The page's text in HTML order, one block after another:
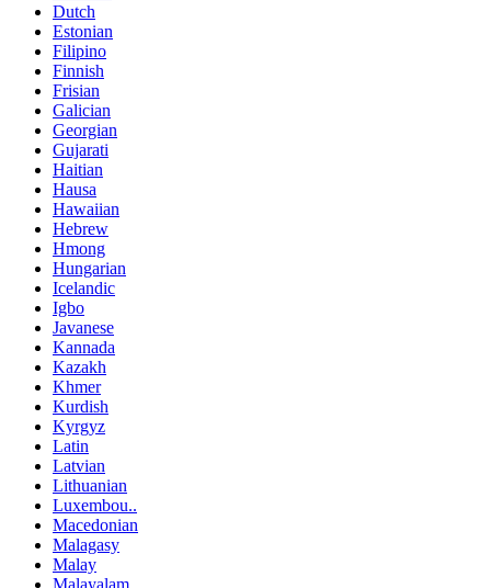
Dutch
Estonian
Filipino
Finnish
Frisian
Galician
Georgian
Gujarati
Haitian
Hausa
Hawaiian
Hebrew
Hmong
Hungarian
Icelandic
Igbo
Javanese
Kannada
Kazakh
Khmer
Kurdish
Kyrgyz
Latin
Latvian
Lithuanian
Luxembou..
Macedonian
Malagasy
Malay